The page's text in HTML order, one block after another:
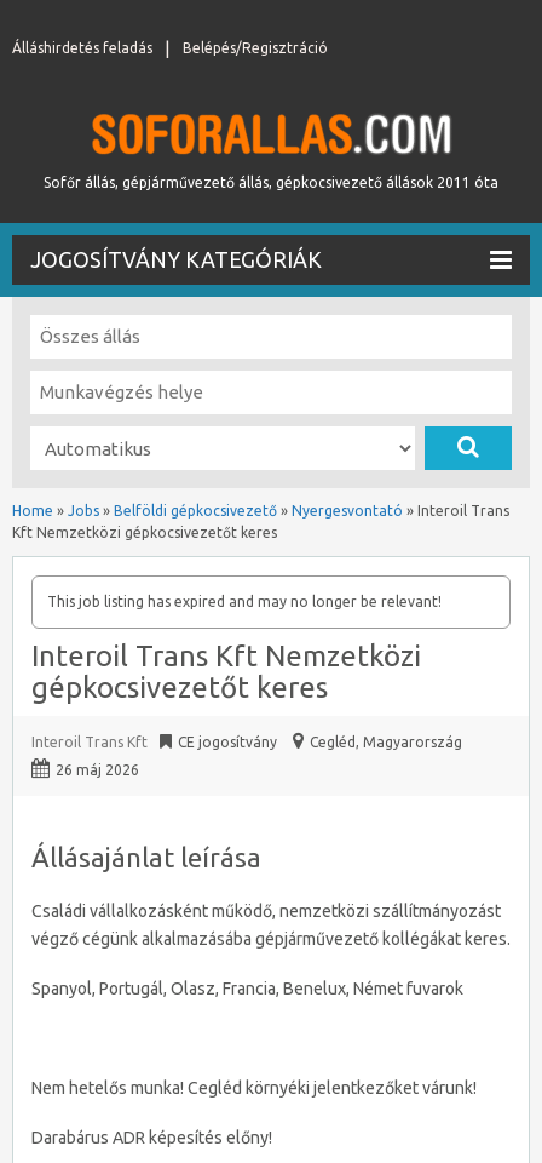
Belépés/Regisztráció
Álláshirdetés feladás
Sofőr állás, gépjárművezető állás, gépkocsivezető állások 2011 óta
JOGOSÍTVÁNY KATEGÓRIÁK
Home » Jobs » Belföldi gépkocsivezető » Nyergesvontató » Interoil Trans
Kft Nemzetközi gépkocsivezetőt keres
This job listing has expired and may no longer be relevant!
Interoil Trans Kft Nemzetközi
gépkocsivezetőt keres
Interoil Trans Kft CE jogosítvány Cegléd, Magyarország
26 máj 2026
Állásajánlat leírása
Családi vállalkozásként működő, nemzetközi szállítmányozást
végző cégünk alkalmazásába gépjárművezető kollégákat keres.
Spanyol, Portugál, Olasz, Francia, Benelux, Német fuvarok
Nem hetelős munka! Cegléd környéki jelentkezőket várunk!
Darabárus ADR képesítés előny!